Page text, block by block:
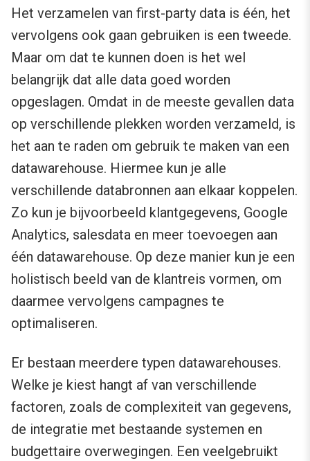
Het verzamelen van first-party data is één, het
vervolgens ook gaan gebruiken is een tweede.
Maar om dat te kunnen doen is het wel
belangrijk dat alle data goed worden
opgeslagen. Omdat in de meeste gevallen data
op verschillende plekken worden verzameld, is
het aan te raden om gebruik te maken van een
datawarehouse. Hiermee kun je alle
verschillende databronnen aan elkaar koppelen.
Zo kun je bijvoorbeeld klantgegevens, Google
Analytics, salesdata en meer toevoegen aan
één datawarehouse. Op deze manier kun je een
holistisch beeld van de klantreis vormen, om
daarmee vervolgens campagnes te
optimaliseren.
Er bestaan meerdere typen datawarehouses.
Welke je kiest hangt af van verschillende
factoren, zoals de complexiteit van gegevens,
de integratie met bestaande systemen en
budgettaire overwegingen. Een veelgebruikt